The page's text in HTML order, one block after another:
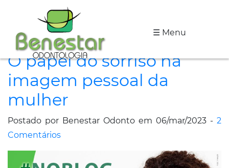
☰ Menu
A
Clínica
Especialidades
Depoimentos
Dicas
O papel do sorriso na
imagem pessoal da
mulher
Postado por Benestar Odonto em 06/mar/2023 - 2
Comentários